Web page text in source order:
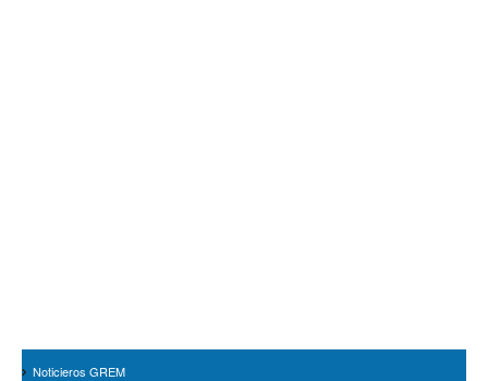
Noticieros GREM